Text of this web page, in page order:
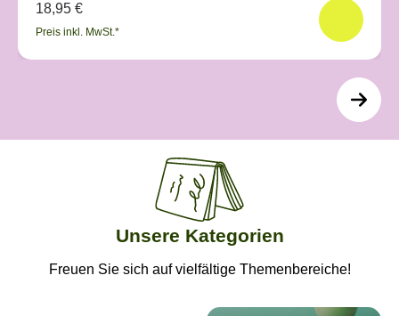
18,95 €
Preis inkl. MwSt.*
Unsere Kategorien
Freuen Sie sich auf vielfältige Themenbereiche!